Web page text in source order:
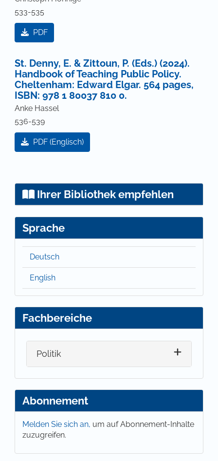
533-535
PDF
St. Denny, E. & Zittoun, P. (Eds.) (2024).
Handbook of Teaching Public Policy.
Cheltenham: Edward Elgar. 564 pages,
ISBN: 978 1 80037 810 0.
Anke Hassel
536-539
PDF (Englisch)
Ihrer Bibliothek empfehlen
Sprache
Deutsch
English
Fachbereiche
Politik
Abonnement
Melden Sie sich an, um auf Abonnement-Inhalte
zuzugreifen.